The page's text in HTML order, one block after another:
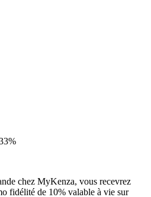
chez MyKenza, vous recevrez
fidélité de 10% valable à vie sur